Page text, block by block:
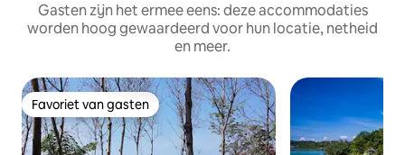
Gasten zijn het ermee eens: deze accommodaties
worden hoog gewaardeerd voor hun locatie, netheid
en meer.
Favoriet van gasten
Favoriet van gasten